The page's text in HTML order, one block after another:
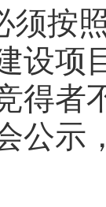
按照
设项
得者
公示